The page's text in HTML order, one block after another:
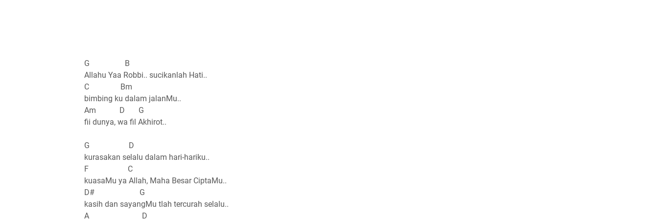
G B
Allahu Yaa Robbi.. sucikanlah Hati..
C Bm
bimbing ku dalam jalanMu..
Am D G
fii dunya, wa fil Akhirot..
G D
kurasakan selalu dalam hari-hariku..
F C
kuasaMu ya Allah, Maha Besar CiptaMu..
D# G
kasih dan sayangMu tlah tercurah selalu..
A D